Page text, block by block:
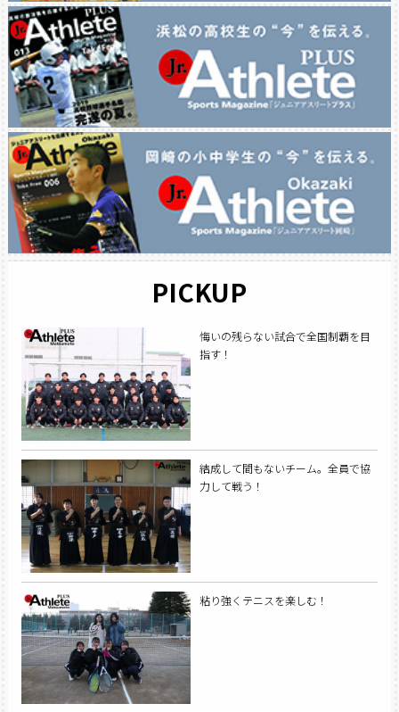
PICKUP
悔いの残らない試合で全国制覇を目
指す！
結成して間もないチーム。全員で協
力して戦う！
粘り強くテニスを楽しむ！